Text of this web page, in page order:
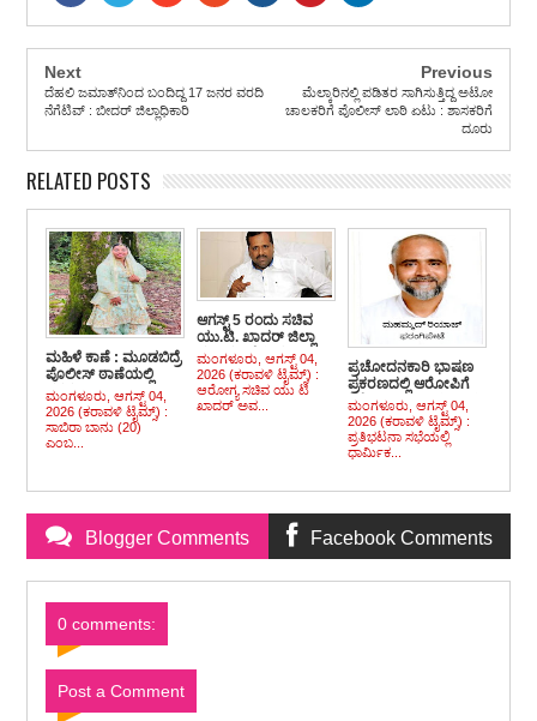
Next
ದೆಹಲಿ ಜಮಾತ್‍ನಿಂದ ಬಂದಿದ್ದ 17 ಜನರ ವರದಿ
ನೆಗೆಟಿವ್ : ಬೀದರ್ ಜಿಲ್ಲಾಧಿಕಾರಿ
Previous
ಮೆಲ್ಕಾರಿನಲ್ಲಿ ಪಡಿತರ ಸಾಗಿಸುತ್ತಿದ್ದ ಅಟೋ
ಚಾಲಕರಿಗೆ ಪೊಲೀಸ್ ಲಾಠಿ ಏಟು : ಶಾಸಕರಿಗೆ
ದೂರು
RELATED POSTS
ಮಹಿಳೆ ಕಾಣೆ : ಮೂಡಬಿದ್ರೆ
ಪೊಲೀಸ್ ಠಾಣೆಯಲ್ಲಿ
ಪ್ರಕರಣ ದಾಖಲು
ಮಂಗಳೂರು, ಆಗಸ್ಟ್ 04,
2026 (ಕರಾವಳಿ ಟೈಮ್ಸ್) :
ಸಾಬಿರಾ ಬಾನು (20)
ಎಂಬ...
ಆಗಸ್ಟ್ 5 ರಂದು ಸಚಿವ
ಯು.ಟಿ. ಖಾದರ್ ಜಿಲ್ಲಾ
ಪ್ರವಾಸ : ಬೆಳ್ತಂಗಡಿ,
ಬಂಟ್ವಾಳದ ಮಳೆಹಾನಿ
ಪ್ರದೇಶಗಳಿಗೆ ಭೇಟಿ, ಸಭೆ
ಮಂಗಳೂರು, ಆಗಸ್ಟ್ 04,
2026 (ಕರಾವಳಿ ಟೈಮ್ಸ್) :
ಆರೋಗ್ಯ ಸಚಿವ ಯು ಟಿ
ಖಾದರ್ ಅವ...
ಪ್ರಚೋದನಕಾರಿ ಭಾಷಣ
ಪ್ರಕರಣದಲ್ಲಿ ಆರೋಪಿಗೆ
ಶಿಕ್ಷೆ ವಿಧಿಸಿದ ನ್ಯಾಯಾಲಯ
ಮಂಗಳೂರು, ಆಗಸ್ಟ್ 04,
2026 (ಕರಾವಳಿ ಟೈಮ್ಸ್) :
ಪ್ರತಿಭಟನಾ ಸಭೆಯಲ್ಲಿ
ಧಾರ್ಮಿಕ...
Blogger Comments Facebook Comments
0 comments:
Post a Comment